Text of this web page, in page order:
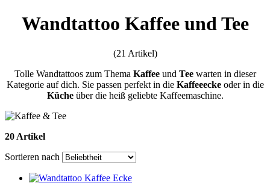
Wandtattoo Kaffee und Tee
(21 Artikel)
Tolle Wandtattoos zum Thema Kaffeeund Teewarten in dieser
Kategorie auf dich. Sie passen perfekt in die Kaffeeeckeoder in die
Kücheüber die heiß geliebte Kaffeemaschine.
20 Artikel
Sortieren nach